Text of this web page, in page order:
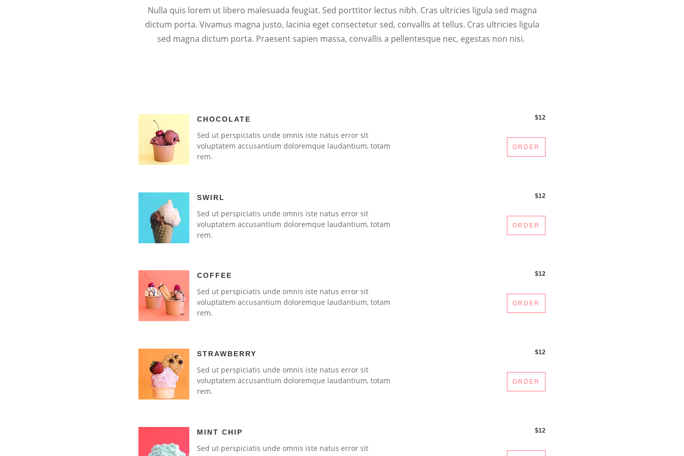
Nulla quis lorem ut libero malesuada feugiat. Sed porttitor lectus nibh. Cras ultricies ligula sed magna
dictum porta. Vivamus magna justo, lacinia eget consectetur sed, convallis at tellus. Cras ultricies ligula
sed magna dictum porta. Praesent sapien massa, convallis a pellentesque nec, egestas non nisi.
CHOCOLATE
Sed ut perspiciatis unde omnis iste natus error sit
voluptatem accusantium doloremque laudantium, totam
rem.
$12
ORDER
SWIRL
Sed ut perspiciatis unde omnis iste natus error sit
voluptatem accusantium doloremque laudantium, totam
rem.
$12
ORDER
COFFEE
Sed ut perspiciatis unde omnis iste natus error sit
voluptatem accusantium doloremque laudantium, totam
rem.
$12
ORDER
STRAWBERRY
Sed ut perspiciatis unde omnis iste natus error sit
voluptatem accusantium doloremque laudantium, totam
rem.
$12
ORDER
MINT CHIP
Sed ut perspiciatis unde omnis iste natus error sit
$12